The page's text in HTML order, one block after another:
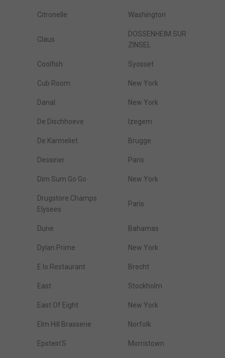
Citronelle Washington
Claus
DOSSENHEIM SUR
ZINSEL
Coolfish Syosset
Cub Room New York
Danal New York
De Dischhoeve Izegem
De Karmeliet Brugge
Dessirier Paris
Dim Sum Go Go New York
Drugstore Champs
Elysees
Paris
Dune Bahamas
Dylan Prime New York
E Io Restaurant Brecht
East Stockholm
East Of Eight New York
Elm Hill Brasserie Norfolk
Epstein'S Morristown